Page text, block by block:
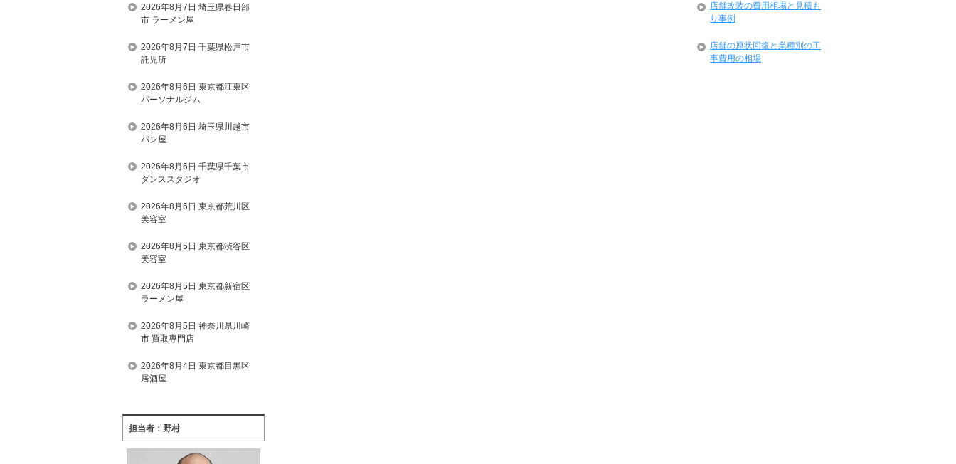
2026年8月7日 埼玉県春日部
市 ラーメン屋
2026年8月7日 千葉県松戸市
託児所
2026年8月6日 東京都江東区
パーソナルジム
2026年8月6日 埼玉県川越市
パン屋
2026年8月6日 千葉県千葉市
ダンススタジオ
2026年8月6日 東京都荒川区
美容室
2026年8月5日 東京都渋谷区
美容室
2026年8月5日 東京都新宿区
ラーメン屋
2026年8月5日 神奈川県川崎
市 買取専門店
2026年8月4日 東京都目黒区
居酒屋
担当者：野村
店舗改装の費用相場と見積も
り事例
店舗の原状回復と業種別の工
事費用の相場